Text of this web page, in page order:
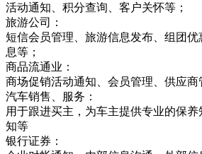
活动通知、积分查询、客户关怀等；
旅游公司：
短信会员管理、旅游信息发布、组团
息等；
商品流通业：
商场促销活动通知、会员管理、供应商
汽车销售、服务：
用于跟进买主，为车主提供专业的保
知等
银行证券：